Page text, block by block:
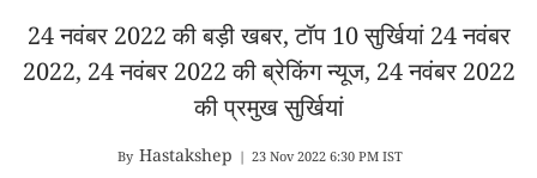
देश
तकनीक
24 नवंबर 2022 की बड़ी खबर, टॉप 10 सुर्खियां 24 नवंबर
2022, 24 नवंबर 2022 की ब्रेकिंग न्यूज, 24 नवंबर 2022
की प्रमुख सुर्खियां
By Hastakshep | 23 Nov 2022 6:30 PM IST